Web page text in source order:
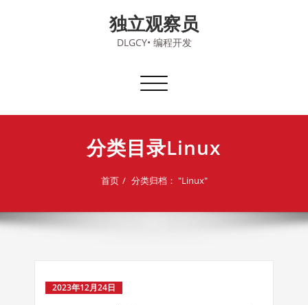
独立观察员
DLGCY• 编程开发
切
导
分类目录Linux
首页 分类归档： "Linux"
2023年12月24日